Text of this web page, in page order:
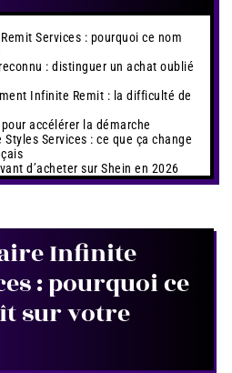
Services : pourquoi ce nom
: distinguer un achat oublié
Infinite Remit : la difficulté de
accélérer la démarche
Services : ce que ça change
d’acheter sur Shein en 2026
Infinite
: pourquoi ce
sur votre